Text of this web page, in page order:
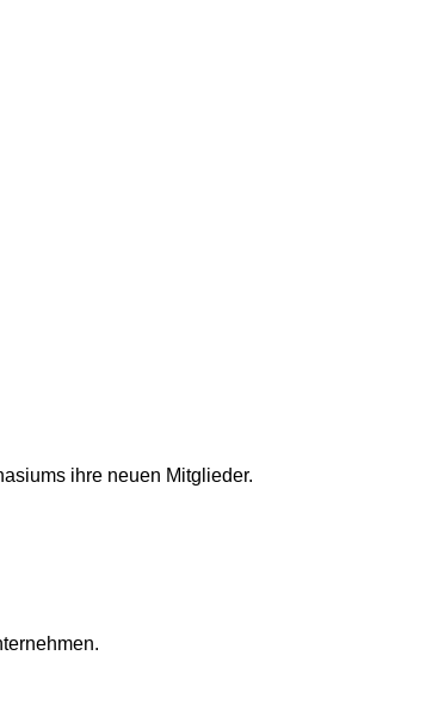
ihre neuen Mitglieder.